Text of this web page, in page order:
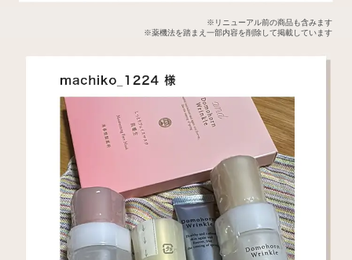
※リニューアル前の商品も含みます
※薬機法を踏まえ一部内容を削除して掲載しています